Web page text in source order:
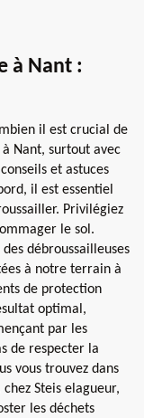
à Nant :
il est crucial de
Nant, surtout avec
et astuces
il est essentiel
Privilégiez
le sol.
débroussailleuses
à notre terrain à
de protection
optimal,
par les
de respecter la
vous trouvez dans
Steis elagueur,
les déchets